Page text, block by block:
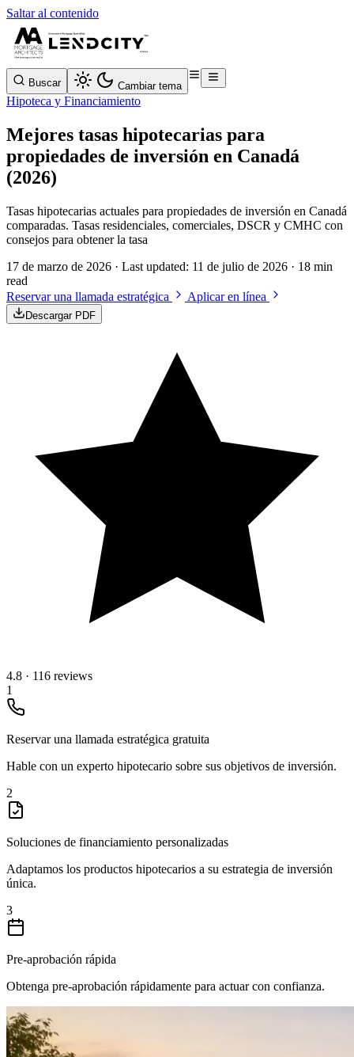
Saltar al contenido
Buscar Cambiar tema
Hipoteca y Financiamiento
Mejores tasas hipotecarias para
propiedades de inversión en Canadá
(2026)
Tasas hipotecarias actuales para propiedades de inversión en Canadá
comparadas. Tasas residenciales, comerciales, DSCR y CMHC con
consejos para obtener la tasa
17 de marzo de 2026 · Last updated: 11 de julio de 2026 · 18 min
read
Reservar una llamada estratégica
Aplicar en línea
Descargar PDF
4.8 · 116 reviews
1
Reservar una llamada estratégica gratuita
Hable con un experto hipotecario sobre sus objetivos de inversión.
2
Soluciones de financiamiento personalizadas
Adaptamos los productos hipotecarios a su estrategia de inversión
única.
3
Pre-aprobación rápida
Obtenga pre-aprobación rápidamente para actuar con confianza.